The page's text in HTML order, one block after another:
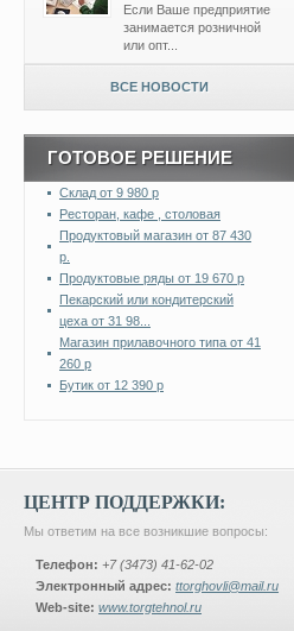
Если Ваше предприятие
занимается розничной
или опт...
ВСЕ НОВОСТИ
ГОТОВОЕ РЕШЕНИЕ
Склад от 9 980 р
Ресторан, кафе , столовая
Продуктовый магазин от 87 430
р.
Продуктовые ряды от 19 670 р
Пекарский или кондитерский
цеха от 31 98...
Магазин прилавочного типа от 41
260 р
Бутик от 12 390 р
ЦЕНТР ПОДДЕРЖКИ:
Мы ответим на все возникшие вопросы:
Телефон: +7 (3473) 41-62-02
Электронный адрес: ttorghovli@mail.ru
Web-site: www.torgtehnol.ru